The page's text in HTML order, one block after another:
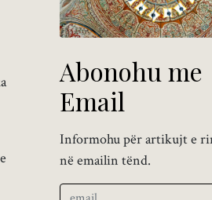
Abonohu me
Email
Informohu për artikujt e
në emailin tënd.